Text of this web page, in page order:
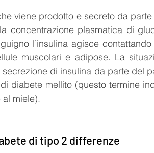
viene prodotto e secreto da
concentrazione plasmatica di
l’insulina agisce
muscolari e adipose. La
di insulina da parte del
diabete mellito (questo termine
miele).
di tipo 2 differenze